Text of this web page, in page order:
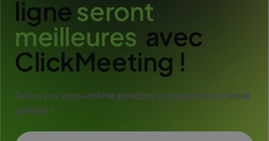
ligneseront
meilleures avec
ClickMeeting !
Testez par vous-même pendant votre période d’essai
gratuite !